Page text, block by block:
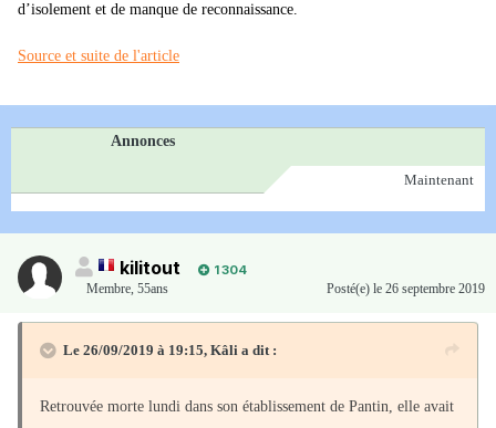
d’isolement et de manque de reconnaissance.
Source et suite de l'article
Annonces
Maintenant
kilitout
1 304
Membre, 55ans Posté(e) le 26 septembre 2019
Le 26/09/2019 à 19:15, Kâli a dit :
Retrouvée morte lundi dans son établissement de Pantin, elle avait